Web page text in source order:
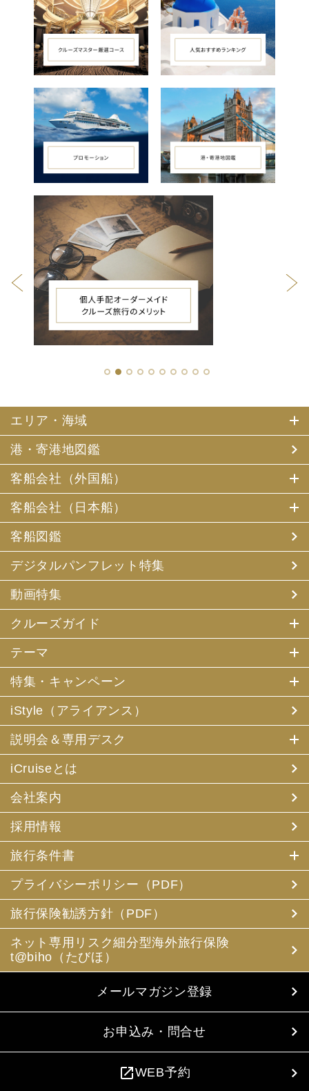
1 2 3 4 5 6 7 8 9 10
エリア・海域
港・寄港地図鑑
客船会社（外国船）
客船会社（日本船）
客船図鑑
デジタルパンフレット特集
動画特集
クルーズガイド
テーマ
特集・キャンペーン
iStyle（アライアンス）
説明会＆専用デスク
iCruiseとは
会社案内
採用情報
旅行条件書
プライバシーポリシー（PDF）
旅行保険勧誘方針（PDF）
ネット専用リスク細分型海外旅行保険
t@biho（たびほ）
メールマガジン登録
お申込み・問合せ
open_in_newWEB予約